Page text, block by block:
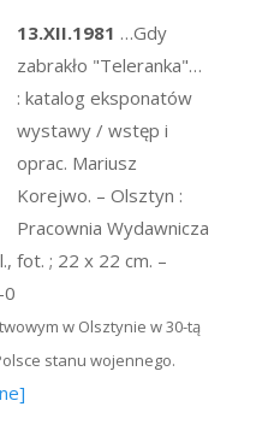
13.XII.1981 …Gdy
zabrakło "Teleranka"…
: katalog eksponatów
wystawy / wstęp i
oprac. Mariusz
Korejwo. – Olsztyn :
Pracownia Wydawnicza
fot. ; 22 x 22 cm. –
w Olsztynie w 30-tą
stanu wojennego.